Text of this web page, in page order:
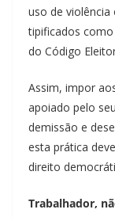
uso de
tipificados
do Código
Assim, impor
apoiado pelo
demissão e
esta prática
direito
Trabalhador,